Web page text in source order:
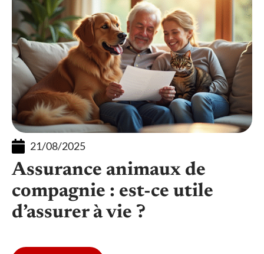
21/08/2025
Assurance animaux de
compagnie : est-ce utile
d’assurer à vie ?